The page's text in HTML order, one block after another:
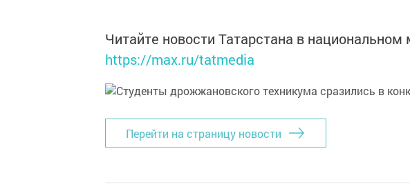
Читайте новости Татарстана в
https://max.ru/tatmedia
Перейти на страницу новости